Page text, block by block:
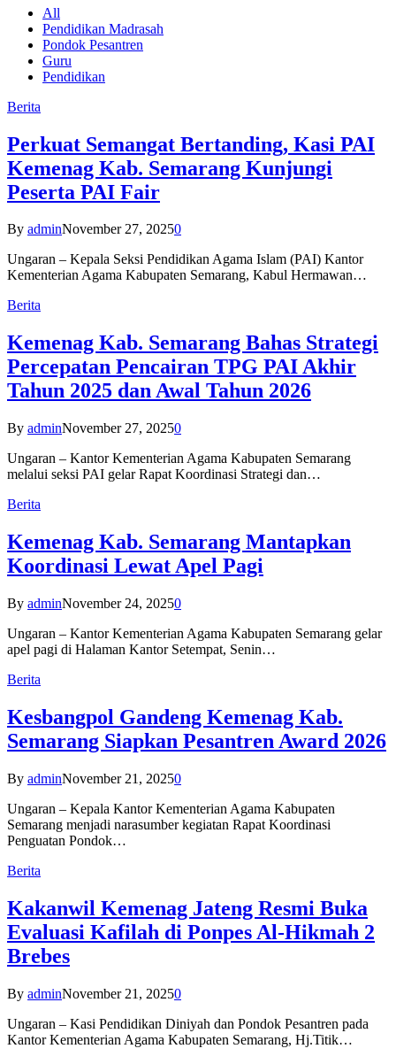
All
Pendidikan Madrasah
Pondok Pesantren
Guru
Pendidikan
Berita
Perkuat Semangat Bertanding, Kasi PAI
Kemenag Kab. Semarang Kunjungi
Peserta PAI Fair
By adminNovember 27, 20250
Ungaran – Kepala Seksi Pendidikan Agama Islam (PAI) Kantor
Kementerian Agama Kabupaten Semarang, Kabul Hermawan…
Berita
Kemenag Kab. Semarang Bahas Strategi
Percepatan Pencairan TPG PAI Akhir
Tahun 2025 dan Awal Tahun 2026
By adminNovember 27, 20250
Ungaran – Kantor Kementerian Agama Kabupaten Semarang
melalui seksi PAI gelar Rapat Koordinasi Strategi dan…
Berita
Kemenag Kab. Semarang Mantapkan
Koordinasi Lewat Apel Pagi
By adminNovember 24, 20250
Ungaran – Kantor Kementerian Agama Kabupaten Semarang gelar
apel pagi di Halaman Kantor Setempat, Senin…
Berita
Kesbangpol Gandeng Kemenag Kab.
Semarang Siapkan Pesantren Award 2026
By adminNovember 21, 20250
Ungaran – Kepala Kantor Kementerian Agama Kabupaten
Semarang menjadi narasumber kegiatan Rapat Koordinasi
Penguatan Pondok…
Berita
Kakanwil Kemenag Jateng Resmi Buka
Evaluasi Kafilah di Ponpes Al-Hikmah 2
Brebes
By adminNovember 21, 20250
Ungaran – Kasi Pendidikan Diniyah dan Pondok Pesantren pada
Kantor Kementerian Agama Kabupaten Semarang, Hj.Titik…